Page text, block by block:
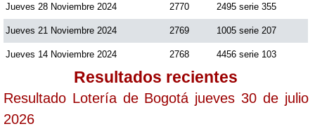
Jueves 28 Noviembre 2024 2770 2495 serie 355
Jueves 21 Noviembre 2024 2769 1005 serie 207
Jueves 14 Noviembre 2024 2768 4456 serie 103
Resultados recientes
Resultado Lotería de Bogotá jueves 30 de julio
2026